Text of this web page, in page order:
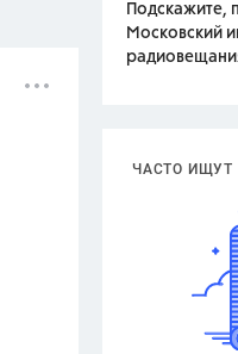
Подскажите,
Московский
ЧАСТО ИЩУТ